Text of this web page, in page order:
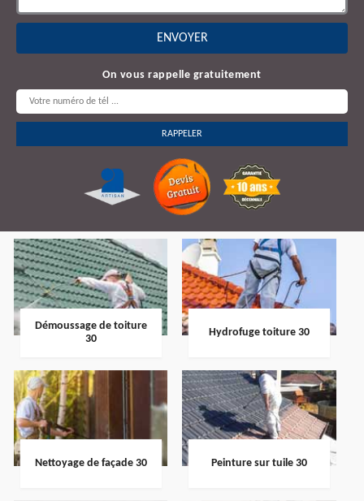
On vous rappelle gratuitement
Démoussage de toiture
30
Hydrofuge toiture 30
Nettoyage de façade 30 Peinture sur tuile 30